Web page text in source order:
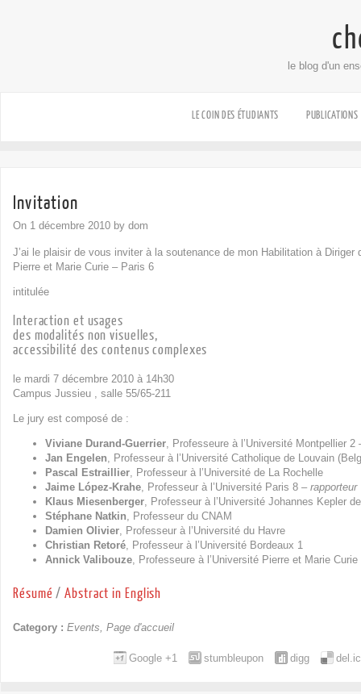
le blog d'un
LE COIN DES ÉTUDIANTS PUBLICATIONS
Invitation
On 1 décembre 2010 by dom
J’ai le plaisir de vous inviter à la soutenance de mon Habilitation à Diriger
Pierre et Marie Curie – Paris 6
intitulée
Interaction et usages
des modalités non visuelles,
accessibilité des contenus complexes
le mardi 7 décembre 2010 à 14h30
Campus Jussieu , salle 55/65-211
Le jury est composé de :
Viviane Durand-Guerrier , Professeure à l’Université Montpellier 2
Jan Engelen , Professeur à l’Université Catholique de Louvain
Pascal Estraillier , Professeur à l’Université de La Rochelle
Jaime López-Krahe , Professeur à l’Université Paris 8 – rapporteur
Klaus Miesenberger , Professeur à l’Université Johannes Kepler
Stéphane Natkin , Professeur du CNAM
Damien Olivier , Professeur à l’Université du Havre
Christian Retoré , Professeur à l’Université Bordeaux 1
Annick Valibouze , Professeure à l’Université Pierre et Marie
Résumé /Abstract in English
Category : Events Page d'accueil
digg
stumbleupon
Google +1